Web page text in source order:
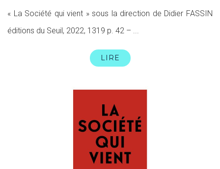
« La Société qui vient » sous la direction de Didier FASSIN
éditions du Seuil, 2022, 1319 p. 42 – ...
LIRE